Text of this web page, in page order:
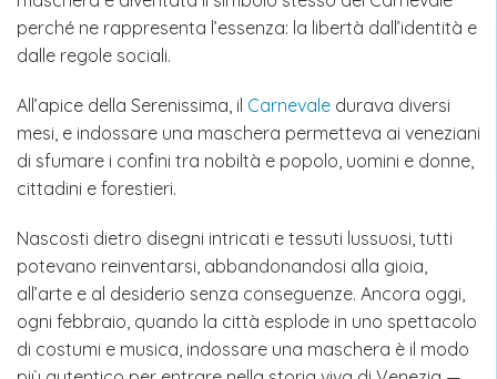
perché ne rappresenta l’essenza: la libertà dall’identità e
dalle regole sociali.
All’apice della Serenissima, il Carnevale durava diversi
mesi, e indossare una maschera permetteva ai veneziani
di sfumare i confini tra nobiltà e popolo, uomini e donne,
cittadini e forestieri.
Nascosti dietro disegni intricati e tessuti lussuosi, tutti
potevano reinventarsi, abbandonandosi alla gioia,
all’arte e al desiderio senza conseguenze. Ancora oggi,
ogni febbraio, quando la città esplode in uno spettacolo
di costumi e musica, indossare una maschera è il modo